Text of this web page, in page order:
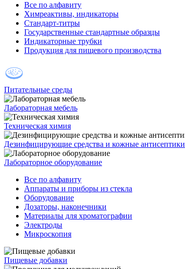
Все по алфавиту
Химреактивы, индикаторы
Стандарт-титры
Государственные стандартные образцы
Индикаторные трубки
Продукция для пищевого производства
Питательные среды
Лабораторная мебель
Техническая химия
Дезинфицирующие средства и кожные антисептики
Лабораторное оборудование
Все по алфавиту
Аппараты и приборы из стекла
Оборудование
Дозаторы, наконечники
Материалы для хроматографии
Электроды
Микроскопия
Пищевые добавки